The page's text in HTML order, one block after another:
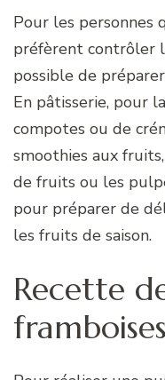
Pour les personnes
préfèrent contrôler
possible de
En pâtisserie, pour
compotes ou de
smoothies aux
de fruits ou les
pour préparer de
les fruits de saison.
Recette
framboises